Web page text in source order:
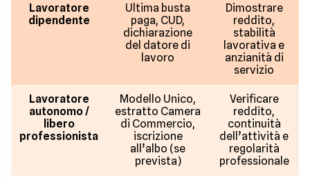
Lavoratore
dipendente
Ultima busta
paga, CUD,
dichiarazione
del datore di
lavoro
Dimostrare
reddito,
stabilità
lavorativa e
anzianità di
servizio
Lavoratore
autonomo /
libero
professionista
Modello Unico,
estratto Camera
di Commercio,
iscrizione
all’albo (se
prevista)
Verificare
reddito,
continuità
dell’attività e
regolarità
professionale